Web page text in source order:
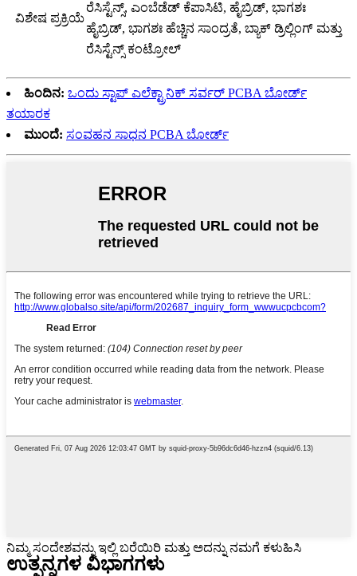
ವಿಶೇಷ ಪ್ರಕ್ರಿಯೆ
ರೆಸಿಸ್ಟೆನ್ಸ್, ಎಂಬೆಡೆಡ್ ಕೆಪಾಸಿಟಿ, ಹೈಬ್ರಿಡ್, ಭಾಗಶಃ
ಹೈಬ್ರಿಡ್, ಭಾಗಶಃ ಹೆಚ್ಚಿನ ಸಾಂದ್ರತೆ, ಬ್ಯಾಕ್ ಡ್ರಿಲ್ಲಿಂಗ್ ಮತ್ತು
ರೆಸಿಸ್ಟೆನ್ಸ್ ಕಂಟ್ರೋಲ್
ಹಿಂದಿನ: ಒಂದು ಸ್ಟಾಪ್ ಎಲೆಕ್ಟ್ರಾನಿಕ್ ಸರ್ವರ್ PCBA ಬೋರ್ಡ್
ತಯಾರಕ
ಮುಂದೆ: ಸಂವಹನ ಸಾಧನ PCBA ಬೋರ್ಡ್
ನಿಮ್ಮ ಸಂದೇಶವನ್ನು ಇಲ್ಲಿ ಬರೆಯಿರಿ ಮತ್ತು ಅದನ್ನು ನಮಗೆ ಕಳುಹಿಸಿ
ಉತ್ಪನ್ನಗಳ ವಿಭಾಗಗಳು